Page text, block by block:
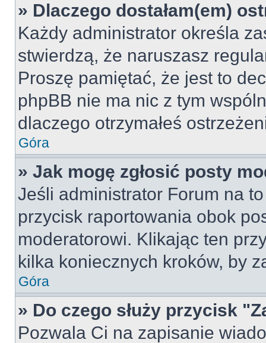
» Dlaczego dostałam(em)
Każdy administrator określa
stwierdzą, że naruszasz
Proszę pamiętać, że jest to
phpBB nie ma nic z tym
dlaczego otrzymałeś
Góra
» Jak mogę zgłosić posty
Jeśli administrator Forum na
przycisk raportowania obok
moderatorowi. Klikając ten
kilka koniecznych kroków, by
Góra
» Do czego służy przycisk
Pozwala Ci na zapisanie